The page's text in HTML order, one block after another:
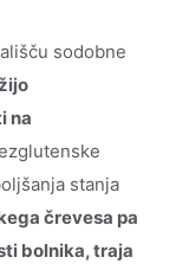
sodobne
na
stanja
črevesa pa
bolnika, traja